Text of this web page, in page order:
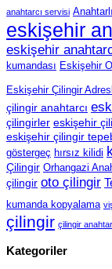
anahtarcı servisi
eskişehir
eskişehir
kumandası Eskişehir
Eskişehir Çilingir
çilingir anahtarcı
çilingirler eskişehir
eskişehir çilingir
göstergeç hırsız kilidi
Çilingir Orhangazi
çilingir oto çilingir
kumanda kopyalama
çilingir çilingir
Kategoriler